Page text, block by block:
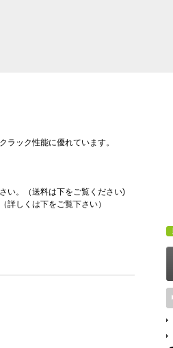
ラック性能に優れています。
い。（送料は下をご覧ください)
詳しくは下をご覧下さい）